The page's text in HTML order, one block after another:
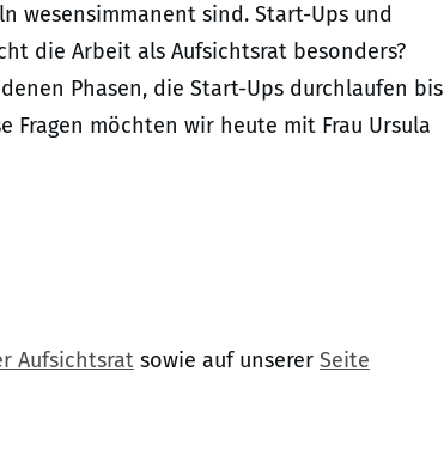
wesensimmanent sind. Start-Ups und
die Arbeit als Aufsichtsrat besonders?
Phasen, die Start-Ups durchlaufen bis
Fragen möchten wir heute mit Frau Ursula
Aufsichtsrat sowie auf unserer Seite